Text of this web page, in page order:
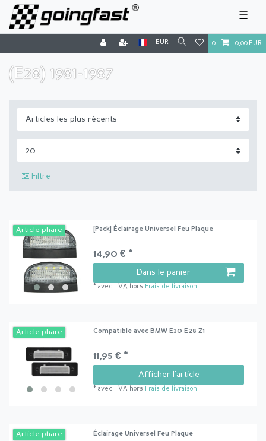
☰
EUR 0 0,00 EUR
(E28) 1981-1987
Filtre
Article phare [Pack] Éclairage Universel Feu Plaque
14,90 € *
Dans le panier
*avec TVA hors Frais de livraison
Article phare Compatible avec BMW E30 E28 Z1
11,95 € *
Afficher l’article
*avec TVA hors Frais de livraison
Article phare Éclairage Universel Feu Plaque